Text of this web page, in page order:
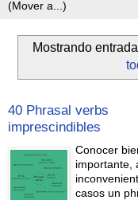
Mostrando
40 Phrasal verbs
imprescindibles
Conocer
importante,
casos un